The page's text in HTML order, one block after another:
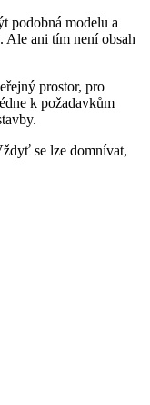
podobná modelu a
Ale ani tím není obsah
prostor, pro
k požadavkům
se lze domnívat,